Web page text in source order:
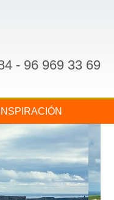
- 96 969 33 69
INSPIRACIÓN